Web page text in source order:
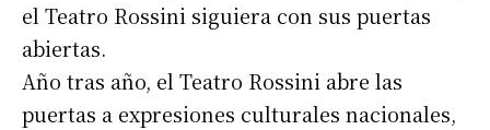
el Teatro Rossini siguiera con sus puertas
abiertas.
Año tras año, el Teatro Rossini abre las
puertas a expresiones culturales nacionales,